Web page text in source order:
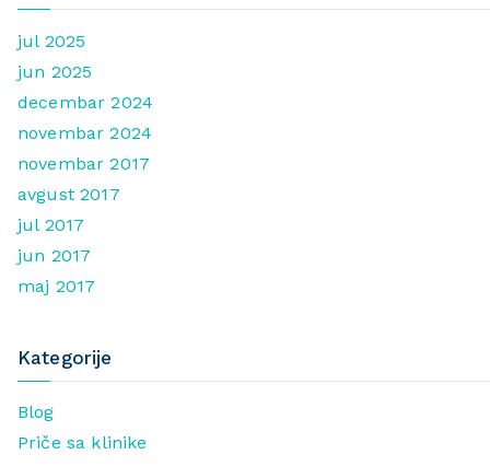
jul 2025
jun 2025
decembar 2024
novembar 2024
novembar 2017
avgust 2017
jul 2017
jun 2017
maj 2017
Kategorije
Blog
Priče sa klinike